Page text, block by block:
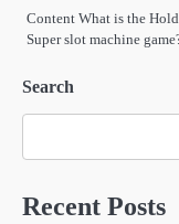
Content What is the
Super slot machine
Search
Recent Posts